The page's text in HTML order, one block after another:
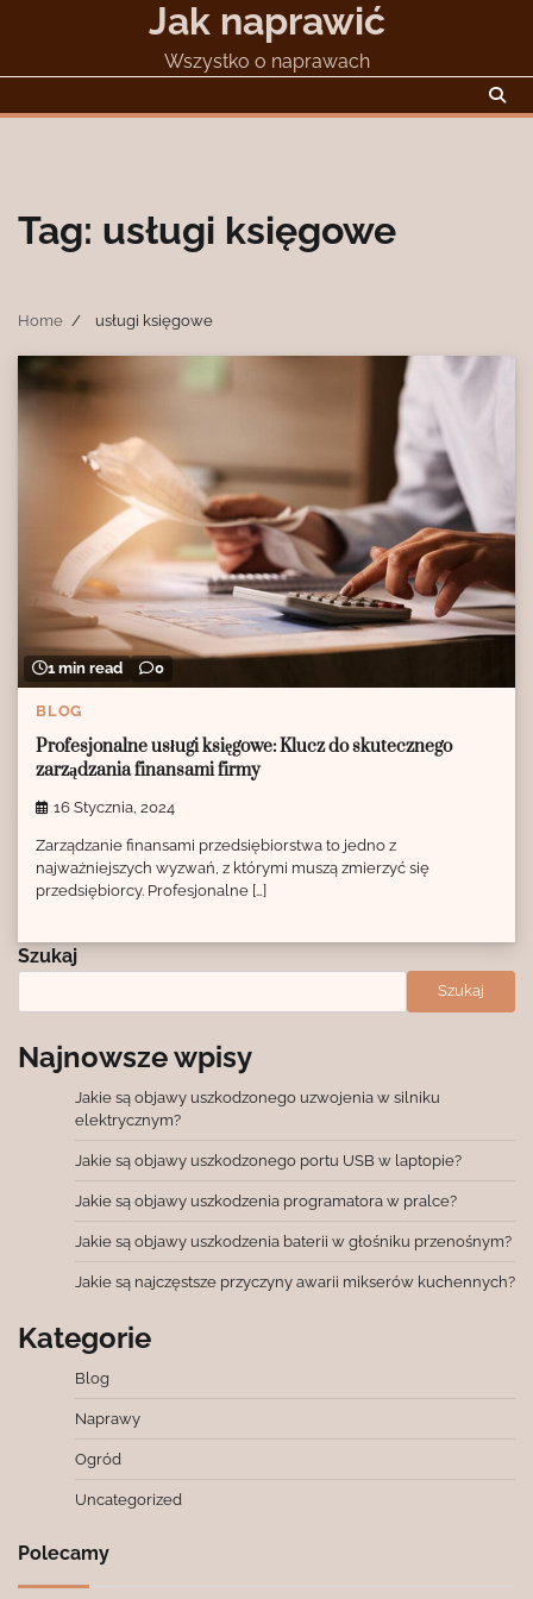
Jak naprawić
Wszystko o naprawach
Tag: usługi księgowe
Home usługi księgowe
1 min read 0
BLOG
Profesjonalne usługi księgowe: Klucz do skutecznego
zarządzania finansami firmy
16 Stycznia, 2024
Zarządzanie finansami przedsiębiorstwa to jedno z
najważniejszych wyzwań, z którymi muszą zmierzyć się
przedsiębiorcy. Profesjonalne […]
Szukaj
Szukaj
Najnowsze wpisy
Jakie są objawy uszkodzonego uzwojenia w silniku
elektrycznym?
Jakie są objawy uszkodzonego portu USB w laptopie?
Jakie są objawy uszkodzenia programatora w pralce?
Jakie są objawy uszkodzenia baterii w głośniku przenośnym?
Jakie są najczęstsze przyczyny awarii mikserów kuchennych?
Kategorie
Blog
Naprawy
Ogród
Uncategorized
Polecamy